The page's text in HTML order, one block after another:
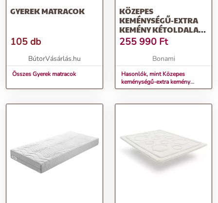
GYEREK MATRACOK
105 db
BútorVásárlás.hu
Összes Gyerek matracok
KÖZEPES
KEMÉNYSÉGŰ-EXTRA
KEMÉNY KÉTOLDALAS
RUGÓS MATRAC
90X200 CM ROYAL
EXCLUSIVE – MOONIA
255 990 Ft
Bonami
Hasonlók, mint Közepes
keménységű-extra kemény
kétoldalas rugós matrac 90x200